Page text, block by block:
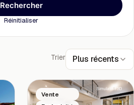
Rechercher
Réinitialiser
Trier Plus récents
Vente